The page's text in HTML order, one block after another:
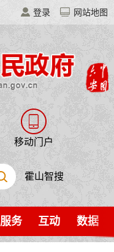
登录 网站地图
移动门户
霍山智搜
服务 互动 数据